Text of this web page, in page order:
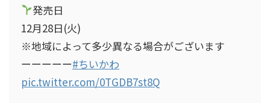
発売日
12月28日(火)
※地域によって多少異なる場合がございます
ーーーーー#ちいかわ
pic.twitter.com/0TGDB7st8Q